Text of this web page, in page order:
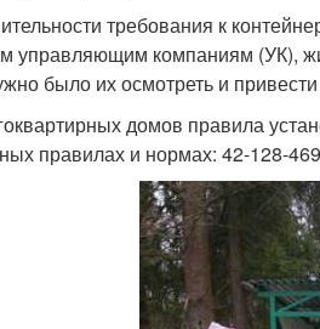
требования к
управляющим компаниям (УК),
было их осмотреть и
домов правила
правилах и нормах: 42-128-